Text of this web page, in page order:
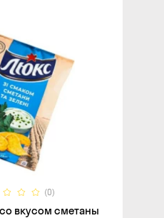
(0)
вкусом сметаны